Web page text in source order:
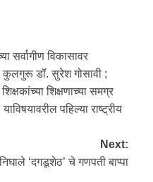
सर्वागीण विकासावर
कुलगुरू डॉ. सुरेश गोसावी ;
शिक्षणाच्या समग्र
पहिल्या राष्ट्रीय
Next:
‘दगडूशेठ’ चे गणपती बाप्पा